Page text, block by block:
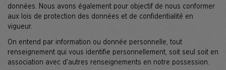
données. Nous avons également pour objectif de nous conformer
aux lois de protection des données et de confidentialité en
vigueur.
On entend par information ou donnée personnelle, tout
renseignement qui vous identifie personnellement, soit seul soit en
association avec d'autres renseignements en notre possession.